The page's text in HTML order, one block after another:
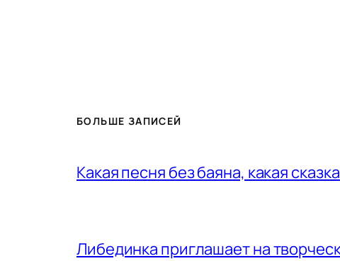
БОЛЬШЕ ЗАПИСЕЙ
Какая песня без баяна, какая
Либединка приглашает на